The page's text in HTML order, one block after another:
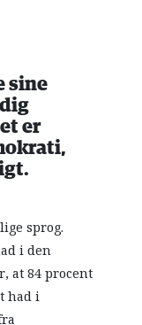
sine
er
sprog.
i den
at 84 procent
had i